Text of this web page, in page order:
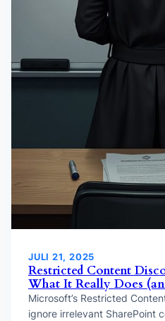
JULI 21, 2025
Restricted Content
What It Really Does
Microsoft’s Restricted
ignore irrelevant SharePoint